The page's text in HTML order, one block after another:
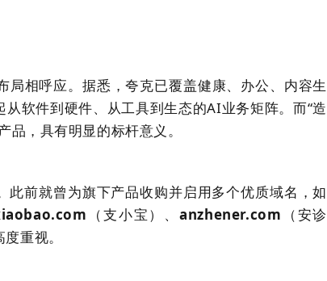
相呼应。据悉，夸克已覆盖健康、办公、内容生
软件到硬件、从工具到生态的AI业务矩阵。而“造
品，具有明显的标杆意义。
此前就曾为旗下产品收购并启用多个优质域名 ，如
（支小宝）、anzhener.com （安诊
重视。